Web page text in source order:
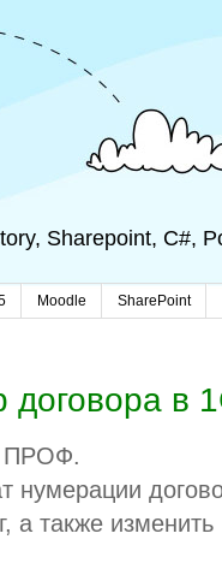
Sharepoint, C#,
Moodle SharePoint
в
ПРОФ.
нумерации
а также